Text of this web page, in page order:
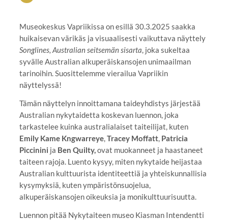
Museokeskus Vapriikissa on esillä 30.3.2025 saakka
huikaisevan värikäs ja visuaalisesti vaikuttava näyttely
Songlines, Australian seitsemän sisarta, joka sukeltaa
syvälle Australian alkuperäiskansojen unimaailman
tarinoihin. Suosittelemme vierailua Vapriikin
näyttelyssä!
Tämän näyttelyn innoittamana taideyhdistys järjestää
Australian nykytaidetta koskevan luennon, joka
tarkastelee kuinka australialaiset taiteilijat, kuten
Emily Kame Kngwarreye,Tracey Moffatt, Patricia
Piccinini ja Ben Quilty,ovat muokanneet ja haastaneet
taiteen rajoja. Luento kysyy, miten nykytaide heijastaa
Australian kulttuurista identiteettiä ja yhteiskunnallisia
kysymyksiä, kuten ympäristönsuojelua,
alkuperäiskansojen oikeuksia ja monikulttuurisuutta.
Luennon pitää Nykytaiteen museo Kiasman Intendentti